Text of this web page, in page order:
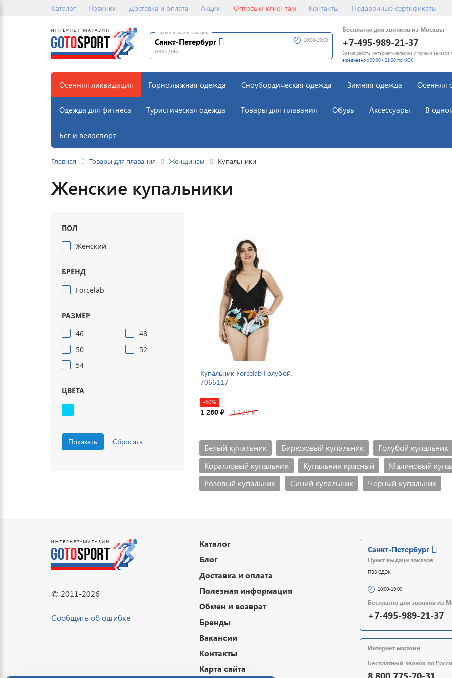
Каталог Новинки Доставка и оплата Акции Оптовым клиентам Контакты Подарочные сертификаты
Пункт выдачи заказов:
Санкт-Петербург
ПВЗ СДЭК
10:00-19:00
Бесплатно для звонков из Москвы
+7-495-989-21-37
Время работы интернет-магазина и приема заказов
ежедневно с 09:00 - 21:00 по МСК
Осенняя ликвидация Горнолыжная одежда Сноубордическая одежда Зимняя одежда Осенняя
Одежда для фитнеса Туристическая одежда Товары для плавания Обувь Аксессуары В
Бег и велоспорт
Главная Товары для плавания Женщинам Купальники
Женские купальники
ПОЛ
Женский
БРЕНД
Forcelab
РАЗМЕР
46
48
50
52
54
ЦВЕТА
Купальник Forcelab Голубой,
7066117
-60%
1 260 ₽ 3 120₽
Белый купальник Бирюзовый купальник Голубой купальник
Коралловый купальник
Купальник красный Малиновый
Розовый купальник
Синий купальник Черный купальник
© 2011-2026
Сообщить об ошибке
Каталог
Блог
Доставка и оплата
Полезная информация
Обмен и возврат
Бренды
Вакансии
Контакты
Карта сайта
Санкт-Петербург
Пункт выдачи заказов
ПВЗ СДЭК
10:00-19:00
Бесплатно для звонков из
+7-495-989-21-37
Интернет магазин
Бесплатный звонок по